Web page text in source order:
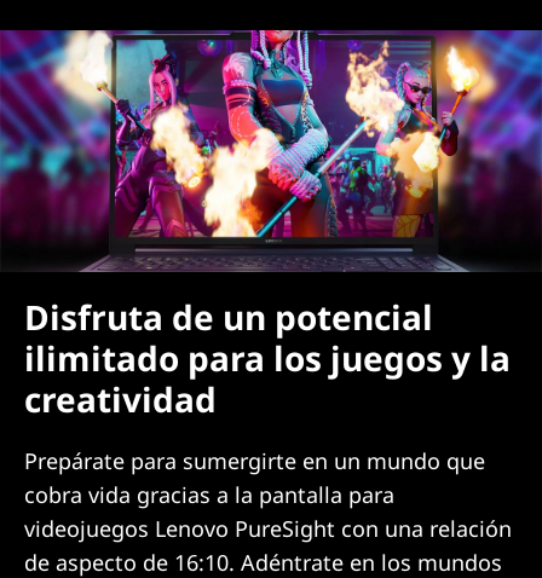
Disfruta de un potencial
ilimitado para los juegos y la
creatividad
Prepárate para sumergirte en un mundo que
cobra vida gracias a la pantalla para
videojuegos Lenovo PureSight con una relación
de aspecto de 16:10. Adéntrate en los mundos